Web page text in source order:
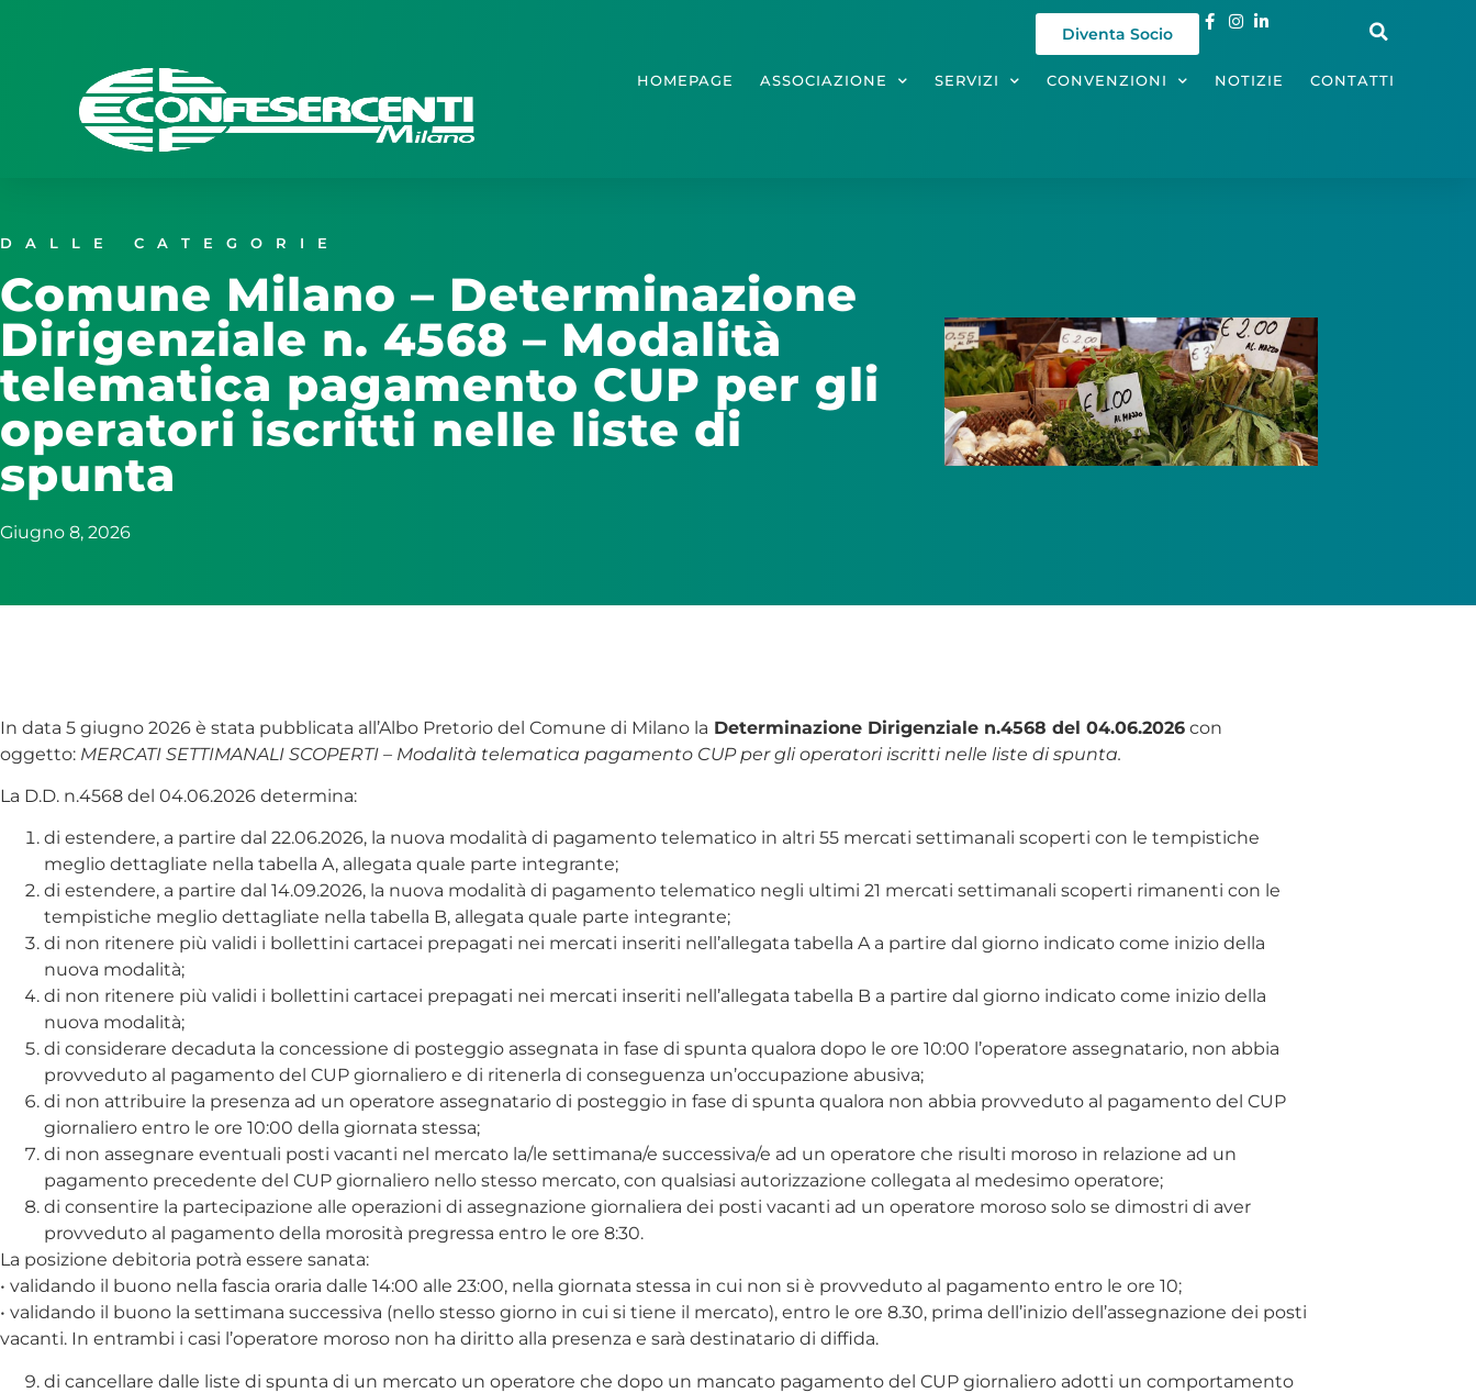
Diventa Socio
HOMEPAGE ASSOCIAZIONE SERVIZI CONVENZIONI NOTIZIE CONTATTI
DALLE CATEGORIE
Comune Milano – Determinazione
Dirigenziale n. 4568 – Modalità
telematica pagamento CUP per gli
operatori iscritti nelle liste di
spunta
Giugno 8, 2026
In data 5 giugno 2026 è stata pubblicata all’Albo Pretorio del Comune di Milano la Determinazione Dirigenziale n.4568 del 04.06.2026 con
oggetto: MERCATI SETTIMANALI SCOPERTI – Modalità telematica pagamento CUP per gli operatori iscritti nelle liste di spunta.
La D.D. n.4568 del 04.06.2026 determina:
di estendere, a partire dal 22.06.2026, la nuova modalità di pagamento telematico in altri 55 mercati settimanali scoperti con le tempistiche
meglio dettagliate nella tabella A, allegata quale parte integrante;
di estendere, a partire dal 14.09.2026, la nuova modalità di pagamento telematico negli ultimi 21 mercati settimanali scoperti rimanenti con le
tempistiche meglio dettagliate nella tabella B, allegata quale parte integrante;
di non ritenere più validi i bollettini cartacei prepagati nei mercati inseriti nell’allegata tabella A a partire dal giorno indicato come inizio della
nuova modalità;
di non ritenere più validi i bollettini cartacei prepagati nei mercati inseriti nell’allegata tabella B a partire dal giorno indicato come inizio della
nuova modalità;
di considerare decaduta la concessione di posteggio assegnata in fase di spunta qualora dopo le ore 10:00 l’operatore assegnatario, non abbia
provveduto al pagamento del CUP giornaliero e di ritenerla di conseguenza un’occupazione abusiva;
di non attribuire la presenza ad un operatore assegnatario di posteggio in fase di spunta qualora non abbia provveduto al pagamento del CUP
giornaliero entro le ore 10:00 della giornata stessa;
di non assegnare eventuali posti vacanti nel mercato la/le settimana/e successiva/e ad un operatore che risulti moroso in relazione ad un
pagamento precedente del CUP giornaliero nello stesso mercato, con qualsiasi autorizzazione collegata al medesimo operatore;
di consentire la partecipazione alle operazioni di assegnazione giornaliera dei posti vacanti ad un operatore moroso solo se dimostri di aver
provveduto al pagamento della morosità pregressa entro le ore 8:30.
La posizione debitoria potrà essere sanata:
• validando il buono nella fascia oraria dalle 14:00 alle 23:00, nella giornata stessa in cui non si è provveduto al pagamento entro le ore 10;
• validando il buono la settimana successiva (nello stesso giorno in cui si tiene il mercato), entro le ore 8.30, prima dell’inizio dell’assegnazione dei posti
vacanti. In entrambi i casi l’operatore moroso non ha diritto alla presenza e sarà destinatario di diffida.
di cancellare dalle liste di spunta di un mercato un operatore che dopo un mancato pagamento del CUP giornaliero adotti un comportamento